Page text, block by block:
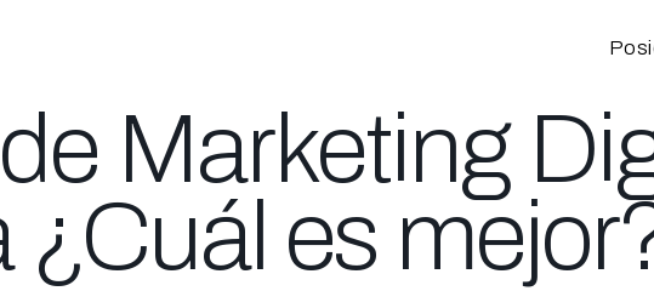
Marketing
¿Cuál es